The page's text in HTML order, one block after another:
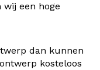
een hoge
dan kunnen
kosteloos